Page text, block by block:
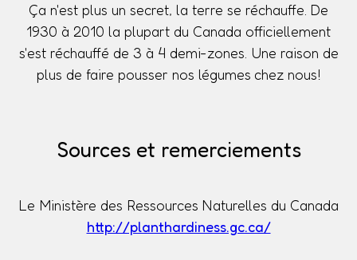
Ça n'est plus un secret, la terre se réchauffe. De
1930 à 2010 la plupart du Canada officiellement
s'est réchauffé de 3 à 4 demi-zones. Une raison de
plus de faire pousser nos légumes chez nous!
Sources et remerciements
Le Ministère des Ressources Naturelles du Canada
http://planthardiness.gc.ca/